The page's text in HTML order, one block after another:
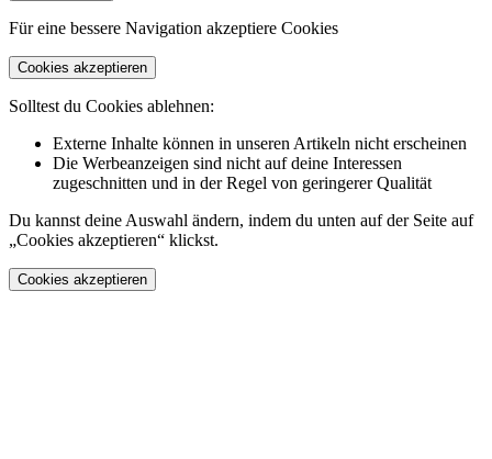
Für eine bessere Navigation akzeptiere Cookies
Cookies akzeptieren
Solltest du Cookies ablehnen:
Externe Inhalte können in unseren Artikeln nicht erscheinen
Die Werbeanzeigen sind nicht auf deine Interessen
zugeschnitten und in der Regel von geringerer Qualität
Du kannst deine Auswahl ändern, indem du unten auf der Seite auf
„Cookies akzeptieren“ klickst.
Cookies akzeptieren